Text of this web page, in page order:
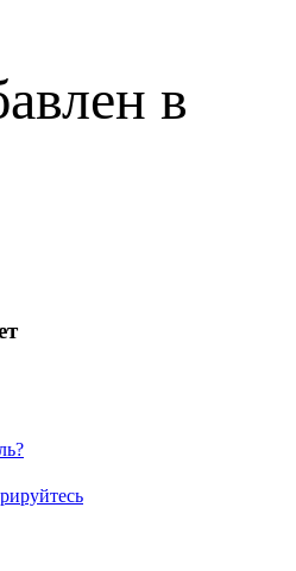
в